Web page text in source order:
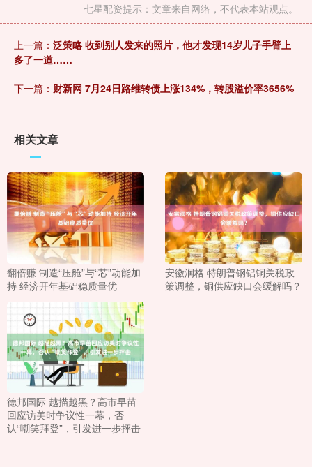
七星配资提示：文章来自网络，不代表本站观点。
上一篇： 泛策略 收到别人发来的照片，他才发现14岁儿子手臂上
多了一道……
下一篇： 财新网 7月24日路维转债上涨134%，转股溢价率3656%
相关文章
翻倍赚 制造“压舱”与“芯”动能加
持 经济开年基础稳质量优
安徽润格 特朗普钢铝铜关税政
策调整，铜供应缺口会缓解吗？
德邦国际 越描越黑？高市早苗
回应访美时争议性一幕，否
认“嘲笑拜登”，引发进一步抨击